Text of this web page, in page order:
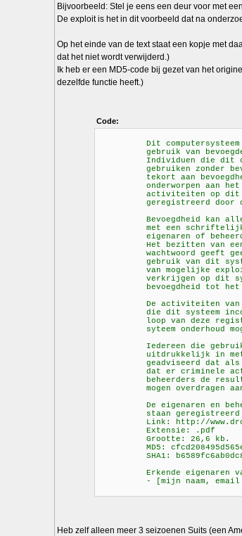
Bijvoorbeeld: Stel je eens een deur voor met
De exploit is het in dit voorbeeld dat na
Op het einde van de text staat een kopje met
dat het niet wordt verwijderd.)
Ik heb er een MD5-code bij gezet van het
dezelfde functie heeft.)
Code:
Dit computersysteem
gebruik van bevoegde
Individuen die dit
gebruiken zonder
tekort aan bevoegdheid
onderworpen aan het
activiteiten op dit
geregistreerd door de
Bevoegdheid kan alleen
met een schriftelijk
eigenaren of
Het bezitten van een
wachtwoord geeft geen
gebruik van dit
van mogelijke exploits
verkrijgen op dit
bevoegdheid tot het
De activiteiten van
die dit systeem
loop van deze
syteem onderhoud
Iedereen die gebruik
uitdrukkelijk in met
geadviseerd dat als
dat er criminele
beheerders de
mogen overdragen aan
De eigenaren en
staan geregistreerd
Link: http://
Extensie: .pdf
Grootte: 26,6 kb.
MD5:
SHA1:
Erkende eigenaren van
- [mijn naam, email
Heb zelf alleen meer 3 seizoenen Suits (een